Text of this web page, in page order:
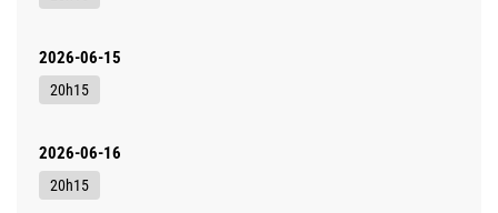
2026-06-15
20h15
2026-06-16
20h15